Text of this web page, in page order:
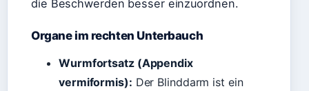
die Beschwerden besser einzuordnen.
Organe im rechten Unterbauch
Wurmfortsatz (Appendix
vermiformis): Der Blinddarm ist ein